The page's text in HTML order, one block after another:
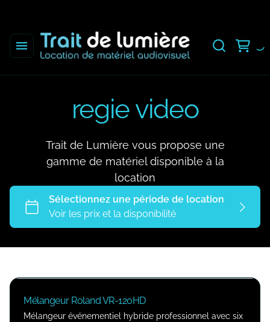
regie video
Trait de Lumière vous propose une
gamme de matériel disponible à la
location
Mélangeur Roland VR-120HD
Mélangeur événementiel hybride professionnel avec six